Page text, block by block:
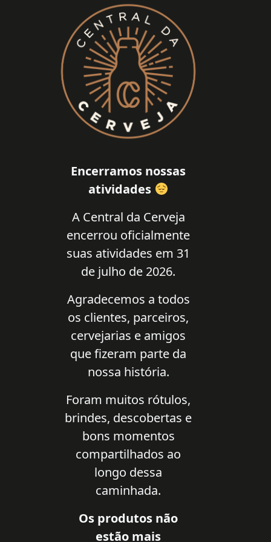
Encerramos nossas
atividades
A Central da Cerveja
encerrou oficialmente
suas atividades em 31
de julho de 2026.
Agradecemos a todos
os clientes, parceiros,
cervejarias e amigos
que fizeram parte da
nossa história.
Foram muitos rótulos,
brindes, descobertas e
bons momentos
compartilhados ao
longo dessa
caminhada.
Os produtos não
estão mais